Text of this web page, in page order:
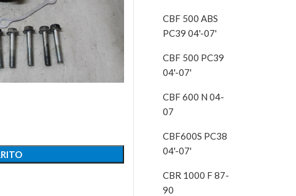
CBF 500 ABS
PC39 04'-07'
CBF 500 PC39
04'-07'
CBF 600 N 04-
07
CBF600S PC38
04'-07'
CBR 1000 F 87-
90